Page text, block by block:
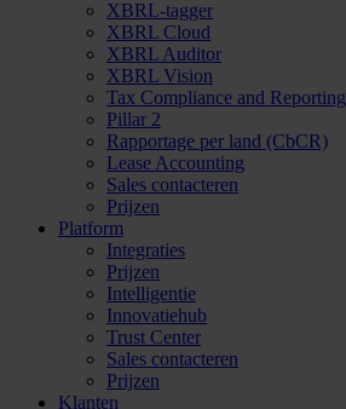
XBRL-tagger
XBRL Cloud
XBRL Auditor
XBRL Vision
Tax Compliance and Reporting
Pillar 2
Rapportage per land (CbCR)
Lease Accounting
Sales contacteren
Prijzen
Platform
Integraties
Prijzen
Intelligentie
Innovatiehub
Trust Center
Sales contacteren
Prijzen
Klanten